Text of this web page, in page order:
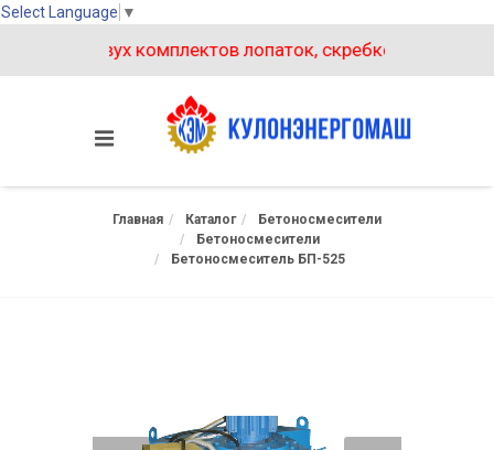
Select Language ▼
двух комплектов лопаток, скребков на
Главная Каталог
Бетоносмесители
Бетоносмесители
Бетоносмеситель БП-525